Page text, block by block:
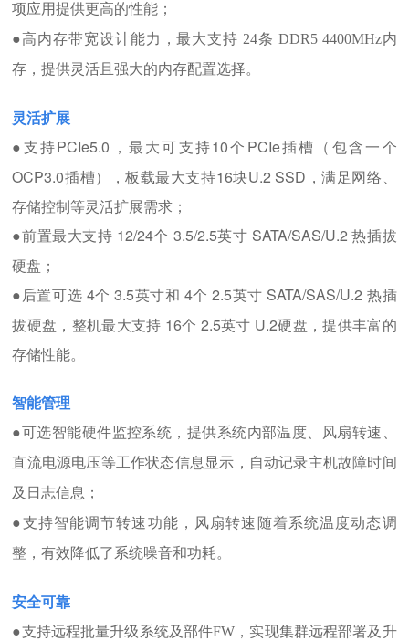
项应用提供更高的性能；
●高内存带宽设计能力，最大支持 24条 DDR5 4400MHz内
存，提供灵活且强大的内存配置选择。
灵活扩展
● 支持PCIe5.0，最大可支持10个PCIe插槽（包含一个
OCP3.0插槽），板载最大支持16块U.2 SSD，满足网络、
存储控制等灵活扩展需求；
●前置最大支持 12/24个 3.5/2.5英寸 SATA/SAS/U.2 热插拔
硬盘；
● 后置可选 4个 3.5英寸和 4个 2.5英寸 SATA/SAS/U.2 热插
拔硬盘，整机最大支持 16个 2.5英寸 U.2硬盘，提供丰富的
存储性能。
智能管理
●可选智能硬件监控系统，提供系统内部温度、风扇转速、
直流电源电压等工作状态信息显示，自动记录主机故障时间
及日志信息；
●支持智能调节转速功能，风扇转速随着系统温度动态调
整，有效降低了系统噪音和功耗。
安全可靠
●支持远程批量升级系统及部件FW，实现集群远程部署及升